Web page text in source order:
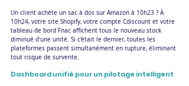
Un client achète un sac à dos sur Amazon à 10h23 ? À
10h24, votre site Shopify, votre compte Cdiscount et votre
tableau de bord Fnac affichent tous le nouveau stock
diminué d'une unité. Si c'était le dernier, toutes les
plateformes passent simultanément en rupture, éliminant
tout risque de survente.
Dashboard unifié pour un pilotage intelligent